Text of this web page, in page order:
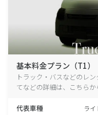
基本料金プラン（T1）
トラック・バスなどのレ
てなどの詳細は、こちらか
代表車種 ラ